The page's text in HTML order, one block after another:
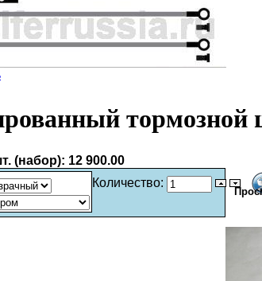
тормозной
(набор): 12 900.00
Количество: